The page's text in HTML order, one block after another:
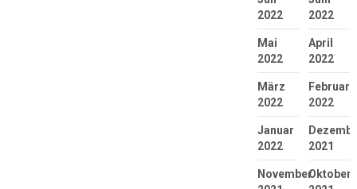
2022
2022
Mai
2022
April
2022
März
2022
Februar
2022
Januar
2022
2021
NovemberOktober